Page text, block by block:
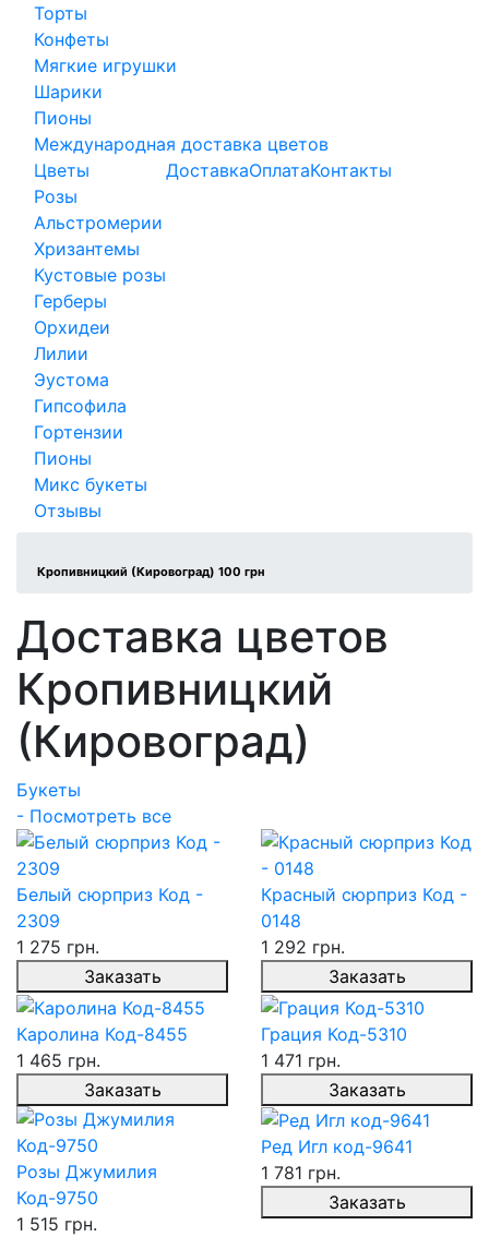
Торты
Конфеты
Мягкие игрушки
Шарики
Пионы
Международная доставка цветов
Цветы
Розы
Альстромерии
Хризантемы
Кустовые розы
Герберы
Орхидеи
Лилии
Эустома
Гипсофила
Гортензии
Пионы
Микс букеты
ДоставкаОплатаКонтакты
Отзывы
Кропивницкий (Кировоград) 100 грн
Доставка цветов
Кропивницкий
(Кировоград)
Букеты
- Посмотреть все
Белый сюрприз Код -
2309
1 275 грн.
Заказать
Красный сюрприз Код -
0148
1 292 грн.
Заказать
Каролина Код-8455
1 465 грн.
Заказать
Грация Код-5310
1 471 грн.
Заказать
Розы Джумилия
Код-9750
1 515 грн.
Ред Игл код-9641
1 781 грн.
Заказать